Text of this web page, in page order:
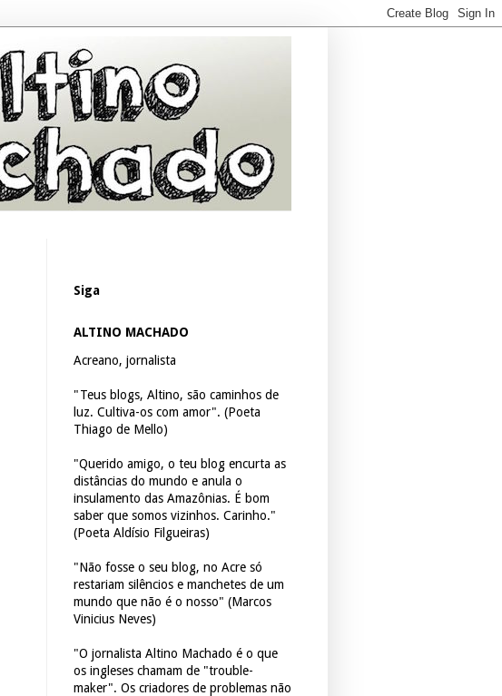
Siga
ALTINO MACHADO
Acreano, jornalista
"Teus blogs, Altino, são caminhos de
luz. Cultiva-os com amor". (Poeta
Thiago de Mello)
"Querido amigo, o teu blog encurta as
distâncias do mundo e anula o
insulamento das Amazônias. É bom
saber que somos vizinhos. Carinho."
(Poeta Aldísio Filgueiras)
"Não fosse o seu blog, no Acre só
restariam silêncios e manchetes de um
mundo que não é o nosso" (Marcos
Vinicius Neves)
"O jornalista Altino Machado é o que
os ingleses chamam de "trouble-
maker". Os criadores de problemas não